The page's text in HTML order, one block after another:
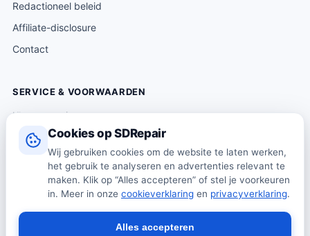
Cookies op SDRepair
Wij gebruiken cookies om de website te laten werken,
het gebruik te analyseren en advertenties relevant te
maken. Klik op “Alles accepteren” of stel je voorkeuren
in. Meer in onze cookieverklaring en privacyverklaring.
Alles accepteren
Redactioneel beleid
Affiliate-disclosure
Contact
SERVICE & VOORWAARDEN
Klantenservice
Verzending & levering
Retourneren
Algemene voorwaarden